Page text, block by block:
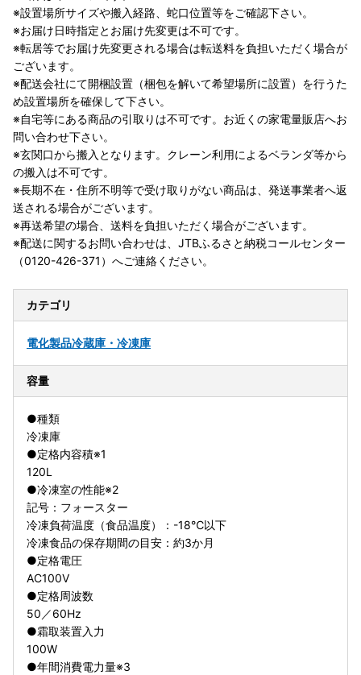
※設置場所サイズや搬入経路、蛇口位置等をご確認下さい。
※お届け日時指定とお届け先変更は不可です。
※転居等でお届け先変更される場合は転送料を負担いただく場合が
ございます。
※配送会社にて開梱設置（梱包を解いて希望場所に設置）を行うた
め設置場所を確保して下さい。
※自宅等にある商品の引取りは不可です。お近くの家電量販店へお
問い合わせ下さい。
※玄関口から搬入となります。クレーン利用によるベランダ等から
の搬入は不可です。
※長期不在・住所不明等で受け取りがない商品は、発送事業者へ返
送される場合がございます。
※再送希望の場合、送料を負担いただく場合がございます。
※配送に関するお問い合わせは、JTBふるさと納税コールセンター
（0120-426-371）へご連絡ください。
カテゴリ
電化製品冷蔵庫・冷凍庫
容量
●種類
冷凍庫
●定格内容積※1
120L
●冷凍室の性能※2
記号：フォースター
冷凍負荷温度（食品温度）：-18℃以下
冷凍食品の保存期間の目安：約3か月
●定格電圧
AC100V
●定格周波数
50／60Hz
●霜取装置入力
100W
●年間消費電力量※3